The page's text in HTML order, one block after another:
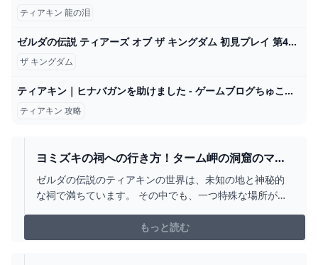
ティアキン 龍の泪
ゼルダの伝説 ティアーズ オブ ザ キングダム 初見プレイ 第49回 - YouTube
ザ キングダム
ティアキン｜ヒナバガンを助けました - ゲームブログちゅこっと陽だまる
ティアキン 攻略
ヨミズキの祠への行き方！ターム岬の洞窟のマヨ
イや宝箱【ティアキン】 とあるゲームブログの軌
跡
ゼルダの伝説のティアキンの世界は、未知の地と神秘的
な祠で満ちています。 その中でも、一つ特殊な場所がラ
は、「ヨミズキの祠」が隠されています。 また、道中に
は祠だけでなく、宝箱と謎の生物マヨイ
もっと読む